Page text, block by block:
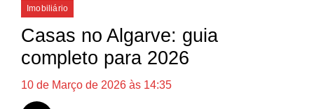
Categorias
Imobiliário
Casas no Algarve: guia
completo para 2026
10 de Março de 2026 às 14:35